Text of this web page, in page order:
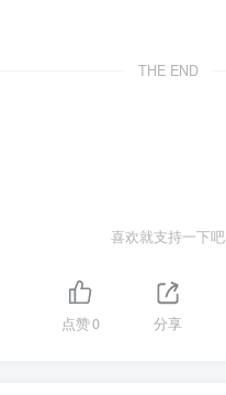
THE END
喜欢就支持一下吧
点赞0 分享